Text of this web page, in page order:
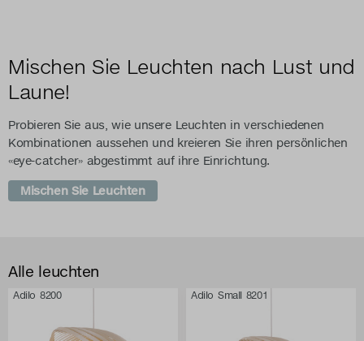
Mischen Sie Leuchten nach Lust und
Laune!
Probieren Sie aus, wie unsere Leuchten in verschiedenen
Kombinationen aussehen und kreieren Sie ihren persönlichen
«eye-catcher» abgestimmt auf ihre Einrichtung.
Mischen Sie Leuchten
Alle leuchten
Adilo 8200 Adilo Small 8201